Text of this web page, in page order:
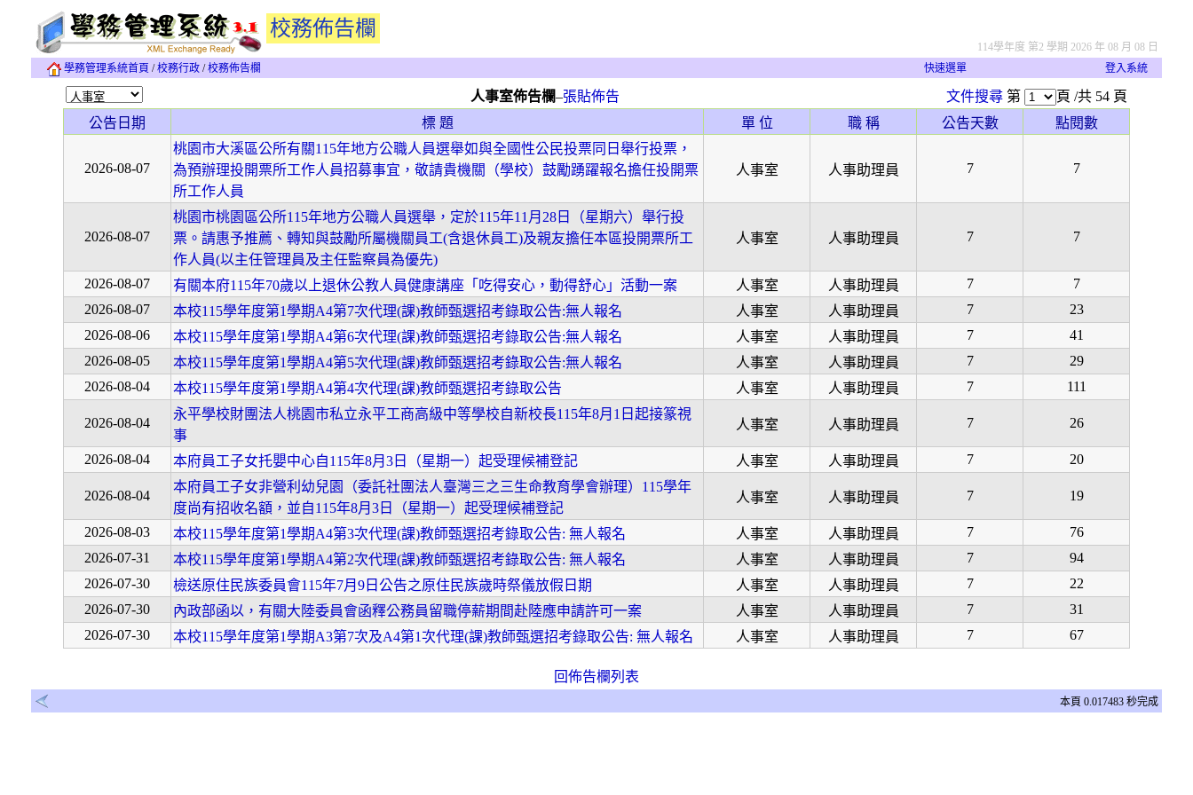
校務佈告欄
114學年度 第2 學期 2026 年 08 月 08 日
學務管理系統首頁 /校務行政 /校務佈告欄 快速選單 登入系統
人事室佈告欄–張貼佈告 文件搜尋 第
頁 /共 54 頁
公告日期
標 題 單 位 職 稱 公告天數 點閱數
2026-08-07
桃園市大溪區公所有關115年地方公職人員選舉如與全國性公民投票同日舉行投票，
為預辦理投開票所工作人員招募事宜，敬請貴機關（學校）鼓勵踴躍報名擔任投開票
所工作人員
人事室 人事助理員 7 7
2026-08-07
桃園市桃園區公所115年地方公職人員選舉，定於115年11月28日（星期六）舉行投
票。請惠予推薦、轉知與鼓勵所屬機關員工(含退休員工)及親友擔任本區投開票所工
作人員(以主任管理員及主任監察員為優先)
人事室 人事助理員 7 7
2026-08-07 有關本府115年70歲以上退休公教人員健康講座「吃得安心，動得舒心」活動一案 人事室 人事助理員 7
7
2026-08-07
本校115學年度第1學期A4第7次代理(課)教師甄選招考錄取公告:無人報名 人事室 人事助理員 7
23
2026-08-06
本校115學年度第1學期A4第6次代理(課)教師甄選招考錄取公告:無人報名 人事室 人事助理員 7
41
2026-08-05
本校115學年度第1學期A4第5次代理(課)教師甄選招考錄取公告:無人報名 人事室 人事助理員 7
29
2026-08-04
本校115學年度第1學期A4第4次代理(課)教師甄選招考錄取公告 人事室 人事助理員 7 111
2026-08-04
永平學校財團法人桃園市私立永平工商高級中等學校自新校長115年8月1日起接篆視
事
人事室 人事助理員 7 26
2026-08-04 本府員工子女托嬰中心自115年8月3日（星期一）起受理候補登記 人事室 人事助理員 7 20
2026-08-04
本府員工子女非營利幼兒園（委託社團法人臺灣三之三生命教育學會辦理）115學年
度尚有招收名額，並自115年8月3日（星期一）起受理候補登記
人事室 人事助理員 7 19
2026-08-03 本校115學年度第1學期A4第3次代理(課)教師甄選招考錄取公告: 無人報名 人事室 人事助理員 7
76
2026-07-31
本校115學年度第1學期A4第2次代理(課)教師甄選招考錄取公告: 無人報名 人事室 人事助理員 7
94
2026-07-30
檢送原住民族委員會115年7月9日公告之原住民族歲時祭儀放假日期 人事室 人事助理員 7
22
2026-07-30
內政部函以，有關大陸委員會函釋公務員留職停薪期間赴陸應申請許可一案 人事室 人事助理員 7
31
2026-07-30
本校115學年度第1學期A3第7次及A4第1次代理(課)教師甄選招考錄取公告: 無人報名 人事室 人事助理員 7 67
回佈告欄列表
本頁 0.017483 秒完成